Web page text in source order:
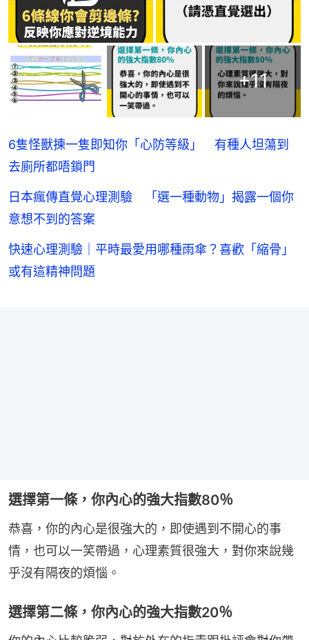
+11
6隻怪獸揀一隻即知你「心防等級」 有種人坦蕩到
去廁所都唔鎖門
日本瘋傳直覺心理測驗 「選一種動物」揭露一個你
意想不到的答案
快速心理測驗｜平時最愛用哪種雨傘？喜歡「縮骨」
或有這精神問題
選擇第一條，你內心的強大指數80％
恭喜，你的內心是很強大的，即使遇到不開心的事
情，也可以一笑帶過，心理素質很強大，對你來說幾
乎沒有隔夜的煩惱。
選擇第二條，你內心的強大指數20％